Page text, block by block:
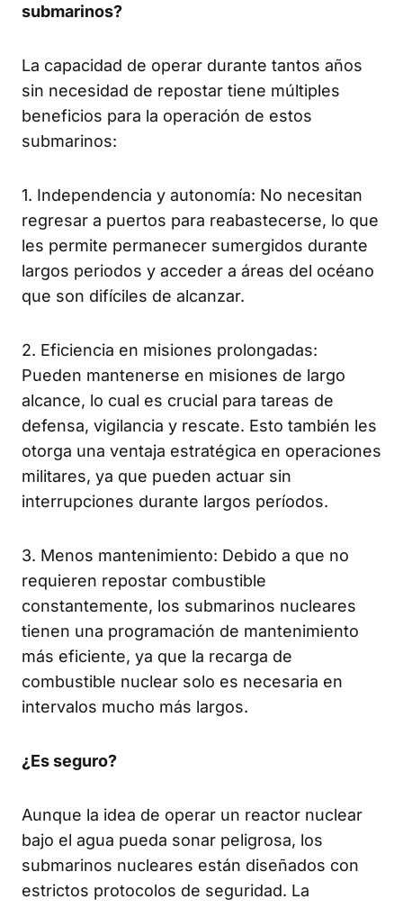
submarinos?
La capacidad de operar durante tantos años
sin necesidad de repostar tiene múltiples
beneficios para la operación de estos
submarinos:
1. Independencia y autonomía: No necesitan
regresar a puertos para reabastecerse, lo que
les permite permanecer sumergidos durante
largos periodos y acceder a áreas del océano
que son difíciles de alcanzar.
2. Eficiencia en misiones prolongadas:
Pueden mantenerse en misiones de largo
alcance, lo cual es crucial para tareas de
defensa, vigilancia y rescate. Esto también les
otorga una ventaja estratégica en operaciones
militares, ya que pueden actuar sin
interrupciones durante largos períodos.
3. Menos mantenimiento: Debido a que no
requieren repostar combustible
constantemente, los submarinos nucleares
tienen una programación de mantenimiento
más eficiente, ya que la recarga de
combustible nuclear solo es necesaria en
intervalos mucho más largos.
¿Es seguro?
Aunque la idea de operar un reactor nuclear
bajo el agua pueda sonar peligrosa, los
submarinos nucleares están diseñados con
estrictos protocolos de seguridad. La